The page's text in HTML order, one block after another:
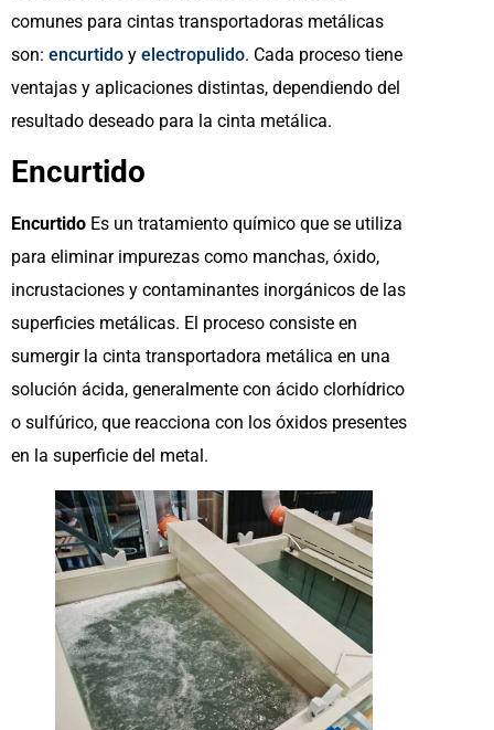
comunes para cintas transportadoras metálicas
son: encurtido y electropulido. Cada proceso tiene
ventajas y aplicaciones distintas, dependiendo del
resultado deseado para la cinta metálica.
Encurtido
Encurtido Es un tratamiento químico que se utiliza
para eliminar impurezas como manchas, óxido,
incrustaciones y contaminantes inorgánicos de las
superficies metálicas. El proceso consiste en
sumergir la cinta transportadora metálica en una
solución ácida, generalmente con ácido clorhídrico
o sulfúrico, que reacciona con los óxidos presentes
en la superficie del metal.